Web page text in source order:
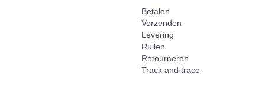
Betalen
Verzenden
Levering
Ruilen
Retourneren
Track and trace